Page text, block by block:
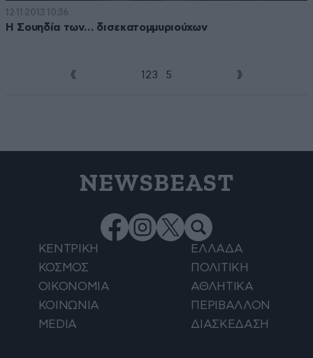
12·11·2013 10:36
Η Σουηδία των… δισεκατομμυριούχων
1 23 5
NEWSBEAST
ΚΕΝΤΡΙΚΗ
ΕΛΛΑΔΑ
ΚΟΣΜΟΣ
ΠΟΛΙΤΙΚΗ
ΟΙΚΟΝΟΜΙΑ
ΑΘΛΗΤΙΚΑ
ΚΟΙΝΩΝΙΑ
ΠΕΡΙΒΑΛΛΟΝ
MEDIA
ΔΙΑΣΚΕΔΑΣΗ